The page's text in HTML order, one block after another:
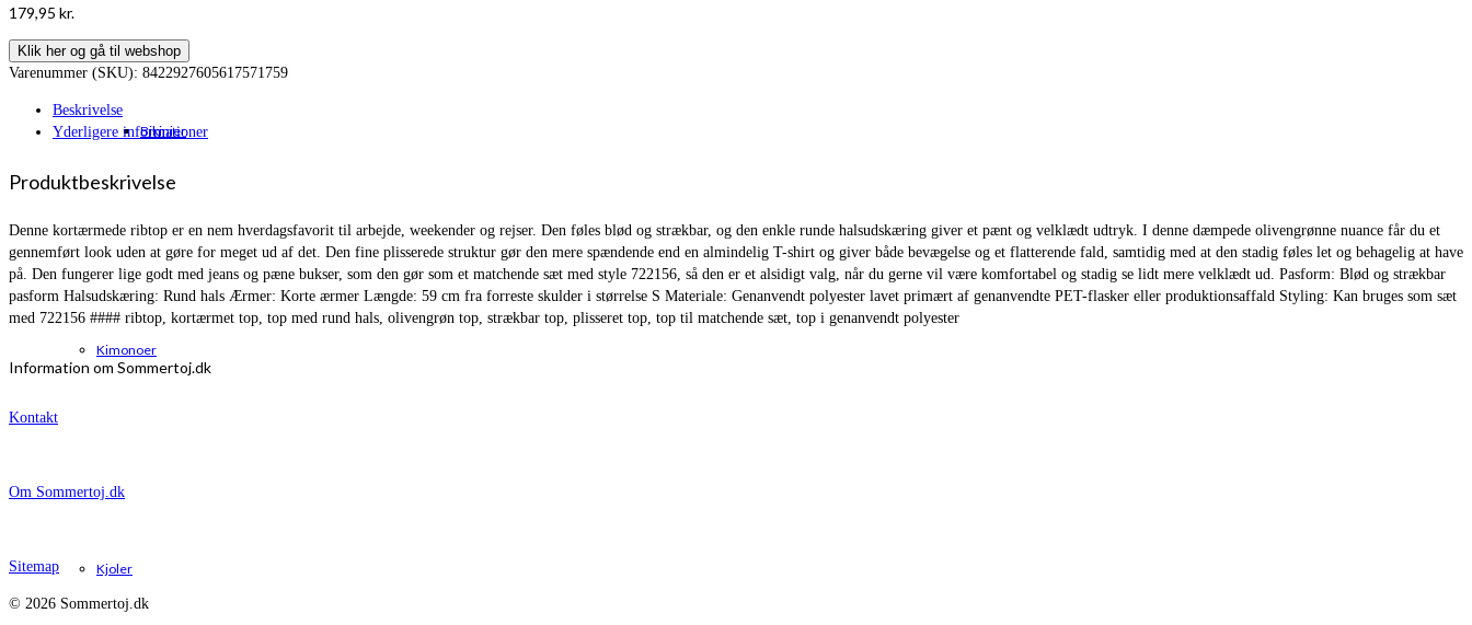
Bikinier
Kimonoer
Kjoler
179,95 kr.
Klik her og gå til webshop
Varenummer (SKU): 8422927605617571759
Beskrivelse
Yderligere informationer
Produktbeskrivelse
Denne kortærmede ribtop er en nem hverdagsfavorit til arbejde, weekender og rejser. Den føles blød og strækbar, og den enkle runde halsudskæring giver et pænt og velklædt udtryk. I denne dæmpede olivengrønne nuance får du et
gennemført look uden at gøre for meget ud af det. Den fine plisserede struktur gør den mere spændende end en almindelig T-shirt og giver både bevægelse og et flatterende fald, samtidig med at den stadig føles let og behagelig at have
på. Den fungerer lige godt med jeans og pæne bukser, som den gør som et matchende sæt med style 722156, så den er et alsidigt valg, når du gerne vil være komfortabel og stadig se lidt mere velklædt ud. Pasform: Blød og strækbar
pasform Halsudskæring: Rund hals Ærmer: Korte ærmer Længde: 59 cm fra forreste skulder i størrelse S Materiale: Genanvendt polyester lavet primært af genanvendte PET-flasker eller produktionsaffald Styling: Kan bruges som sæt
med 722156 #### ribtop, kortærmet top, top med rund hals, olivengrøn top, strækbar top, plisseret top, top til matchende sæt, top i genanvendt polyester
Information om Sommertoj.dk
Kontakt
Om Sommertoj.dk
Sitemap
© 2026 Sommertoj.dk